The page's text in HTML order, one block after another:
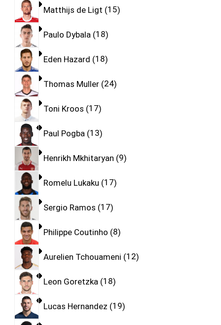
Matthijs de Ligt 15
Paulo Dybala 18
Eden Hazard 18
Thomas Muller 24
Toni Kroos 17
Paul Pogba 13
Henrikh Mkhitaryan 9
Romelu Lukaku 17
Sergio Ramos 17
Philippe Coutinho 8
Aurelien Tchouameni 12
Leon Goretzka 18
Lucas Hernandez 19